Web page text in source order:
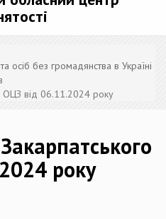
осіб без громадянства в Україні
ОЦЗ від 06.11.2024 року
року